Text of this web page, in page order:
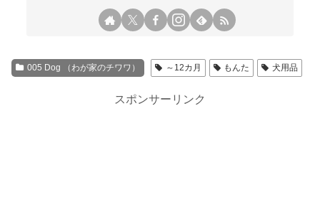
005 Dog （わが家のチワワ） ～12カ月 もんた 犬用品
スポンサーリンク